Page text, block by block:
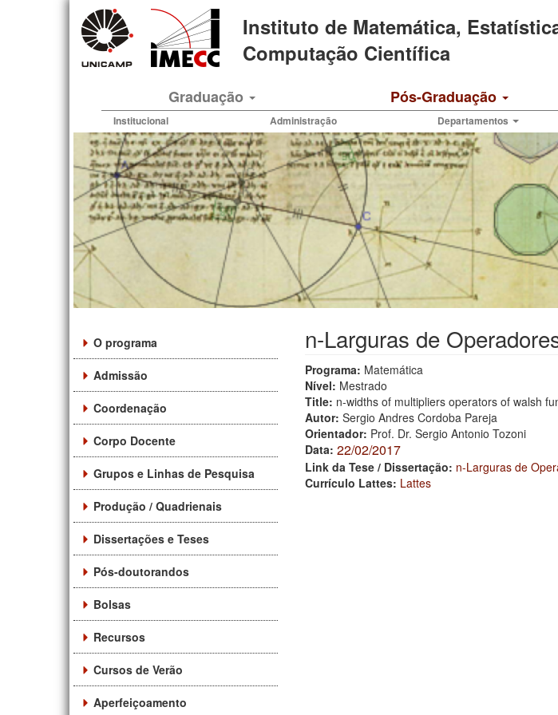
Instituto de Matemática,
Computação Científica
Graduação Pós-Graduação
Institucional Administração Departamentos
O programa
Admissão
Coordenação
Corpo Docente
Grupos e Linhas de Pesquisa
Produção / Quadrienais
Dissertações e Teses
Pós-doutorandos
Bolsas
Recursos
Cursos de Verão
Aperfeiçoamento
n-Larguras de
Programa: Matemática
Nível: Mestrado
Title: n-widths of multipliers operators of walsh
Autor: Sergio Andres Cordoba Pareja
Orientador: Prof. Dr. Sergio Antonio Tozoni
Data: 22/02/2017
Link da Tese / Dissertação: n-Larguras de
Currículo Lattes: Lattes